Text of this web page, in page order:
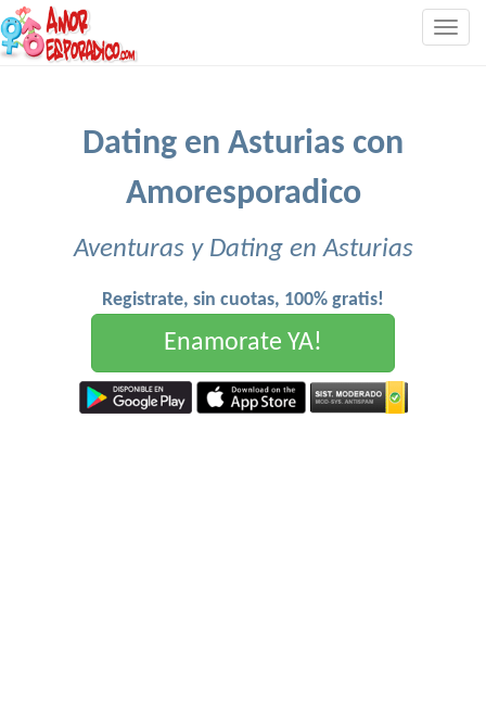
Dating en Asturias con
Amoresporadico
Aventuras y Dating en Asturias
Registrate, sin cuotas, 100% gratis!
Enamorate YA!